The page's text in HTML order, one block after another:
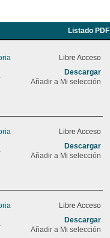
Listado PDF
Libre Acceso
Descargar
Añadir a Mi selección
Libre Acceso
Descargar
Añadir a Mi selección
Libre Acceso
Descargar
Añadir a Mi selección